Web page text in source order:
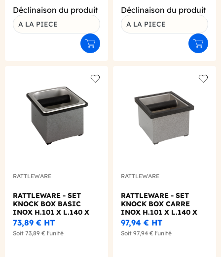
Déclinaison du produit
A LA PIECE
Ajouter au panier
Déclinaison du produit
A LA PIECE
RATTLEWARE
RATTLEWARE - SET
KNOCK BOX BASIC
INOX H.101 X L.140 X
P.152 MM
73,89 € HT
Soit 73,89 € l'unité
RATTLEWARE
RATTLEWARE - SET
KNOCK BOX CARRE
INOX H.101 X L.140 X
P.152 MM
97,94 € HT
Soit 97,94 € l'unité